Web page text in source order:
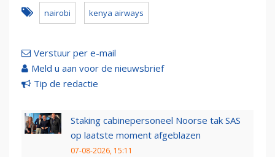
nairobi kenya airways
Verstuur per e-mail
Meld u aan voor de nieuwsbrief
Tip de redactie
Staking cabinepersoneel Noorse tak SAS
op laatste moment afgeblazen
07-08-2026, 15:11